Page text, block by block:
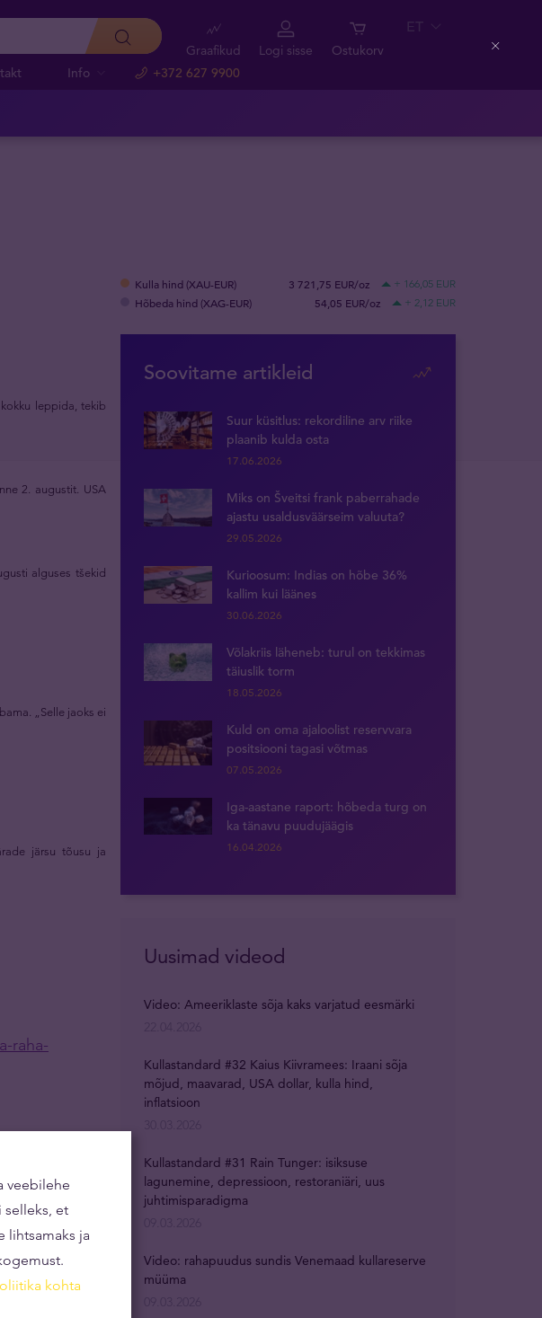
Info +372 627 9900
Graafikud Logi sisse Ostukorv
ET
Kulla hind (XAU-EUR) 3 721,75 EUR/oz + 166,05 EUR
Hõbeda hind (XAG-EUR) 54,05 EUR/oz + 2,12 EUR
leppida, tekib
2. augustit. USA
alguses tšekid
„Selle jaoks ei
järsu tõusu ja
raha-
Soovitame artikleid
Suur küsitlus: rekordiline arv riike
plaanib kulda osta
17.06.2026
Miks on Šveitsi frank paberrahade
ajastu usaldusväärseim valuuta?
29.05.2026
Kurioosum: Indias on hõbe 36%
kallim kui läänes
30.06.2026
Võlakriis läheneb: turul on tekkimas
täiuslik torm
18.05.2026
Kuld on oma ajaloolist reservvara
positsiooni tagasi võtmas
07.05.2026
Iga-aastane raport: hõbeda turg on
ka tänavu puudujäägis
16.04.2026
Uusimad videod
Video: Ameeriklaste sõja kaks varjatud eesmärki
Kullastandard #32 Kaius Kiivramees: Iraani sõja
mõjud, maavarad, USA dollar, kulla hind,
inflatsioon
Kullastandard #31 Rain Tunger: isiksuse
lagunemine, depressioon, restoraniäri, uus
juhtimisparadigma
Video: rahapuudus sundis Venemaad kullareserve
müüma
veebilehe
selleks, et
lihtsamaks ja
kohta
Close